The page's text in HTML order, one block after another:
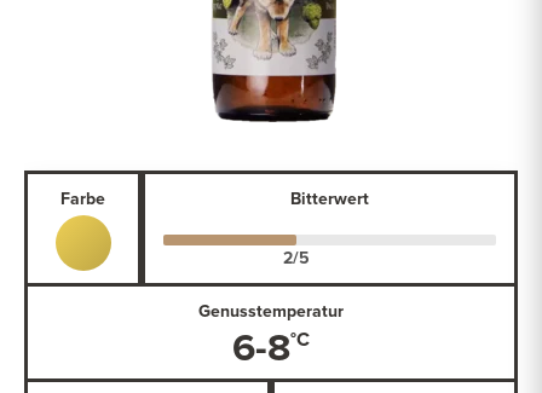
Farbe Bitterwert
Genusstemperatur
6-8